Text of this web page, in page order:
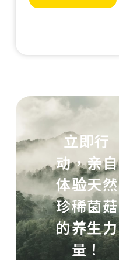
立即行
动，亲自
体验天然
珍稀菌菇
的养生力
量！